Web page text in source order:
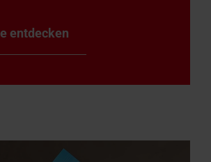
entdecken